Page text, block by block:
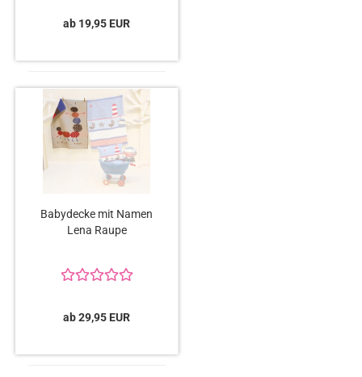
ab 19,95 EUR
Babydecke mit Namen
Lena Raupe
ab 29,95 EUR